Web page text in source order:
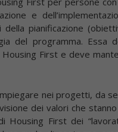
e
pianificazione
del programma. Essa
First e deve
nei progetti, da
dei valori che
First dei